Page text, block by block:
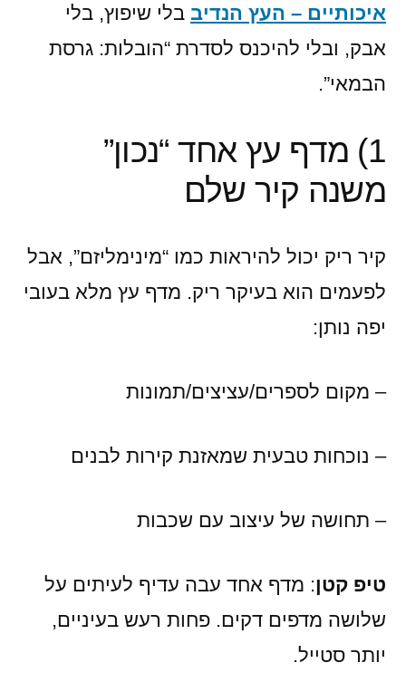
איכותיים – העץ הנדיב בלי שיפוץ, בלי
אבק, ובלי להיכנס לסדרת “הובלות: גרסת
הבמאי”.
1) מדף עץ אחד “נכון”
משנה קיר שלם
קיר ריק יכול להיראות כמו “מינימליזם”, אבל
לפעמים הוא בעיקר ריק. מדף עץ מלא בעובי
יפה נותן:
– מקום לספרים/עציצים/תמונות
– נוכחות טבעית שמאזנת קירות לבנים
– תחושה של עיצוב עם שכבות
טיפ קטן: מדף אחד עבה עדיף לעיתים על
שלושה מדפים דקים. פחות רעש בעיניים,
יותר סטייל.